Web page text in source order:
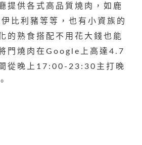
提供各式高品質燒肉，如鹿
比利豬等等，也有小資族的
的熟食搭配不用花大錢也能
門燒肉在Google上高達4.7
從晚上17:00-23:30主打晚